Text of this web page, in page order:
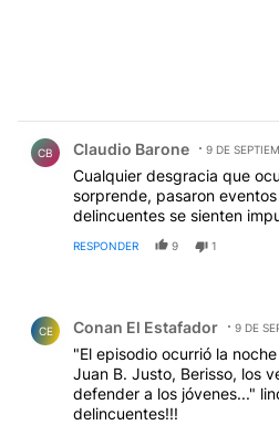
CB Claudio Barone 9 DE
Cualquier desgracia que
sorprende, pasaron
delincuentes se sienten
RESPONDER 9 1
CE Conan El Estafador 9 DE
"El episodio ocurrió la
Juan B. Justo, Berisso, los
defender a los jóvenes..."
delincuentes!!!